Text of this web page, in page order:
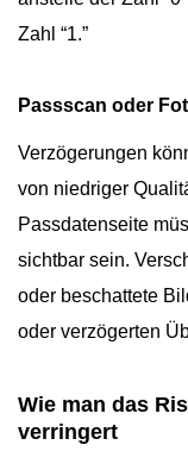
Zahl “1.”
Passscan oder
Verzögerungen
von niedriger
Passdatenseite
sichtbar sein.
oder beschattete
oder verzögerten
Wie man das
verringert